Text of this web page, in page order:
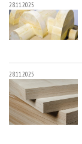
28.11.2025
28.11.2025